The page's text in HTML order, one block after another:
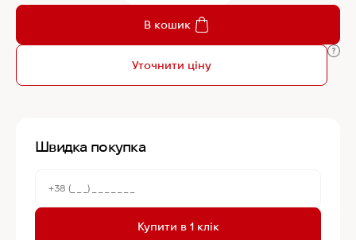
Pro 6-1/1
В кошик
Уточнити ціну
Швидка покупка
Купити в 1 клік